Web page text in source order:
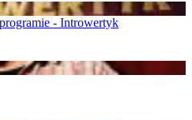
- Introwertyk